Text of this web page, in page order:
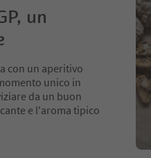
un
con un aperitivo
unico in
da un buon
e l'aroma tipico